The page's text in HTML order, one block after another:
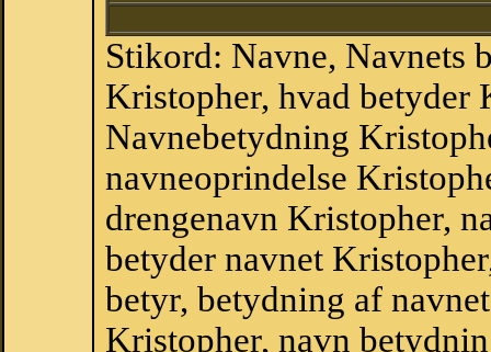
Stikord: Navne, Navnets
Kristopher, hvad betyder
Navnebetydning
navneoprindelse
drengenavn Kristopher,
betyder navnet
betyr, betydning af
Kristopher, navn